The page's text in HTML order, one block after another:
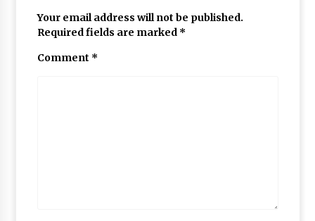
Your email address will not be published.
Required fields are marked *
Comment *